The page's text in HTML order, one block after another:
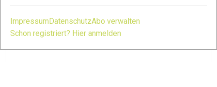
ImpressumDatenschutzAbo verwalten
Schon registriert? Hier anmelden